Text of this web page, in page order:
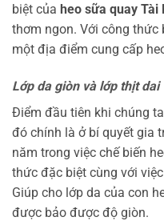
biệt của heo sữa quay Tài
thơm ngon. Với công thức
một địa điểm cung cấp
Lớp da giòn và lớp thịt dai
Điểm đầu tiên khi chúng
đó chính là ở bí quyết gia
năm trong việc chế biến
thức đặc biệt cùng với
Giúp cho lớp da của con
được bảo được độ giòn.